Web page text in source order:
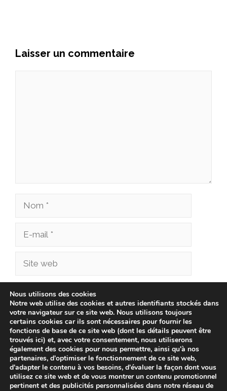
Laisser un commentaire
Nom
Site
Enregistrer mon nom, mon e-mail et mon site
dans le navigateur pour mon prochain
commentaire.
Nous utilisons des cookies
Notre web utilise des cookies et autres identifiants stockés dans
votre navigateur sur ce site web. Nous utilisons toujours
certains cookies car ils sont nécessaires pour fournir les
fonctions de base de ce site web (dont les détails peuvent être
trouvés ici) et, avec votre consentement, nous utiliserons
également des cookies pour nous permettre, ainsi qu'à nos
partenaires, d'optimiser le fonctionnement de ce site web,
d'adapter le contenu à vos besoins, d'évaluer la façon dont vous
utilisez ce site web et de vous montrer un contenu promotionnel
pertinent et des publicités personnalisées dans notre réseau de